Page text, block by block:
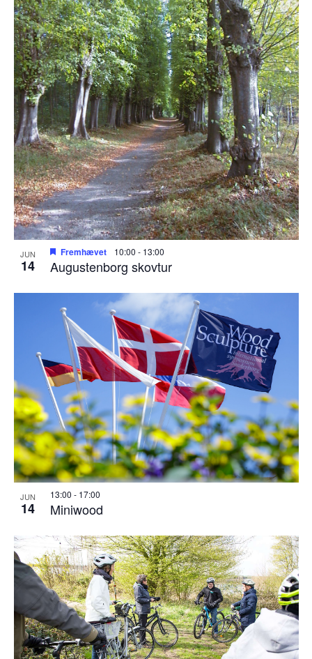
JUN
14 Augustenborg skovtur
Fremhævet 10:00 - 13:00
JUN
14 Miniwood
13:00 - 17:00